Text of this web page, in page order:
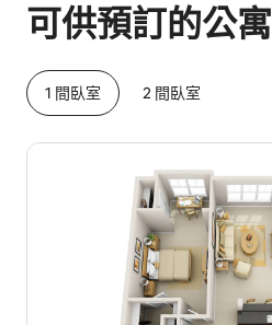
可供預訂的公寓
1 間臥室 2 間臥室